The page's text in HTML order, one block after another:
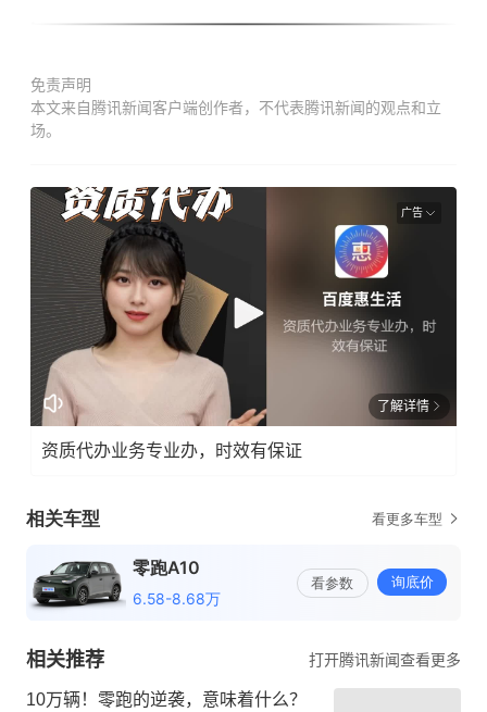
免责声明
本文来自腾讯新闻客户端创作者，不代表腾讯新闻的观点和立
场。
广告
了解详情
资质代办业务专业办，时效有保证
相关推荐 打开腾讯新闻查看更多
10万辆！零跑的逆袭，意味着什么？